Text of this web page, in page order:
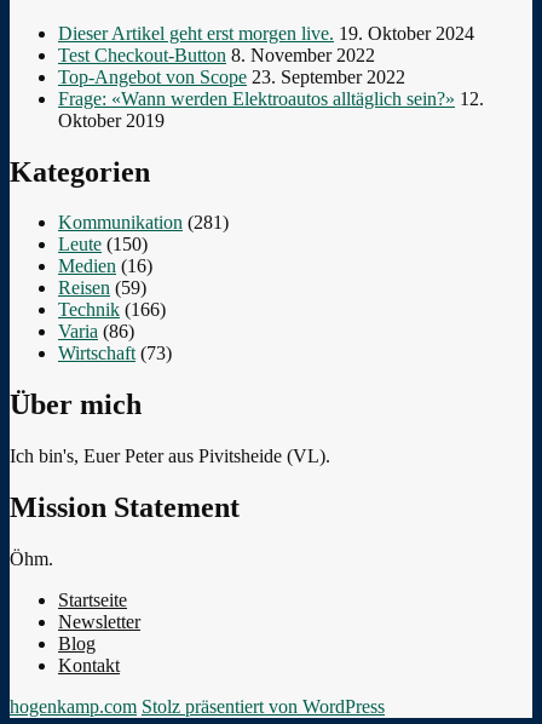
Dieser Artikel geht erst morgen live. 19. Oktober 2024
Test Checkout-Button 8. November 2022
Top-Angebot von Scope 23. September 2022
Frage: «Wann werden Elektroautos alltäglich sein?» 12.
Oktober 2019
Kategorien
Kommunikation (281)
Leute (150)
Medien (16)
Reisen (59)
Technik (166)
Varia (86)
Wirtschaft(73)
Über mich
Ich bin's, Euer Peter aus Pivitsheide (VL).
Mission Statement
Öhm.
Startseite
Newsletter
Blog
Kontakt
hogenkamp.com Stolz präsentiert von WordPress